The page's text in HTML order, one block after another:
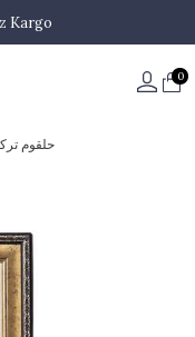
Kargo
0
حلقوم